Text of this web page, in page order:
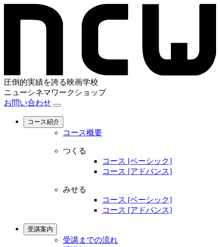
圧倒的実績を誇る映画学校
ニューシネマワークショップ
お問い合わせ
コース紹介
コース概要
つくる
コース [ベーシック]
コース [アドバンス]
みせる
コース [ベーシック]
コース [アドバンス]
受講案内
受講までの流れ